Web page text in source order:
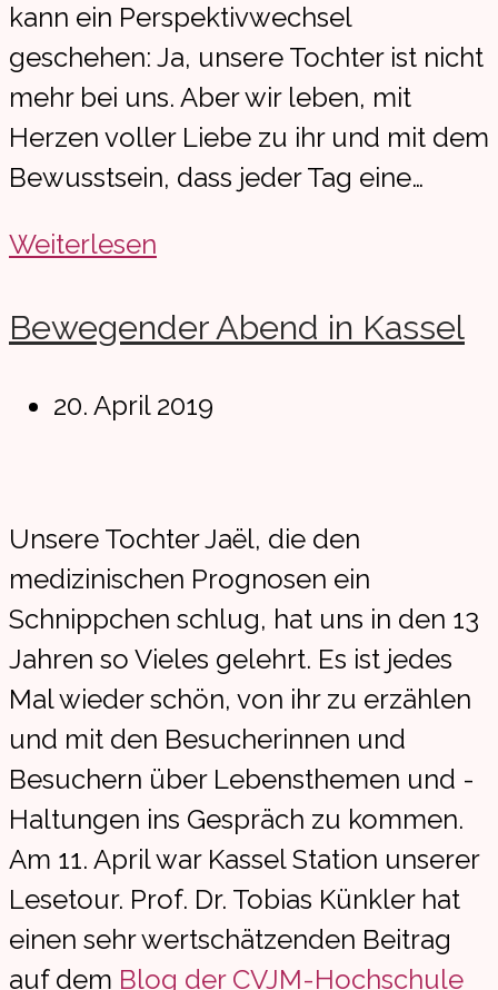
kann ein Perspektivwechsel
geschehen: Ja, unsere Tochter ist nicht
mehr bei uns. Aber wir leben, mit
Herzen voller Liebe zu ihr und mit dem
Bewusstsein, dass jeder Tag eine…
Weiterlesen
Lebenskompetenz
Bewegender Abend in Kassel
Beitrag
20. April 2019
Unsere Tochter Jaël, die den
medizinischen Prognosen ein
Schnippchen schlug, hat uns in den 13
Jahren so Vieles gelehrt. Es ist jedes
Mal wieder schön, von ihr zu erzählen
und mit den Besucherinnen und
Besuchern über Lebensthemen und -
Haltungen ins Gespräch zu kommen.
Am 11. April war Kassel Station unserer
Lesetour. Prof. Dr. Tobias Künkler hat
einen sehr wertschätzenden Beitrag
auf dem Blog der CVJM-Hochschule